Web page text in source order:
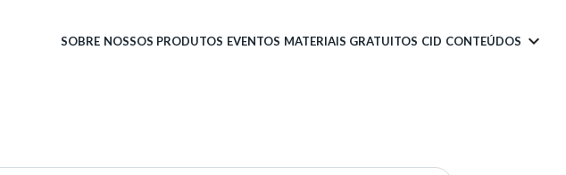
SOBRE NOSSOS PRODUTOS EVENTOS MATERIAIS GRATUITOS CID CONTEÚDOS